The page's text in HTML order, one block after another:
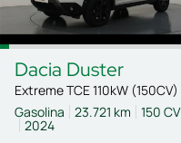
Dacia Duster
Gasolina
23.721 km 150 CV
2024